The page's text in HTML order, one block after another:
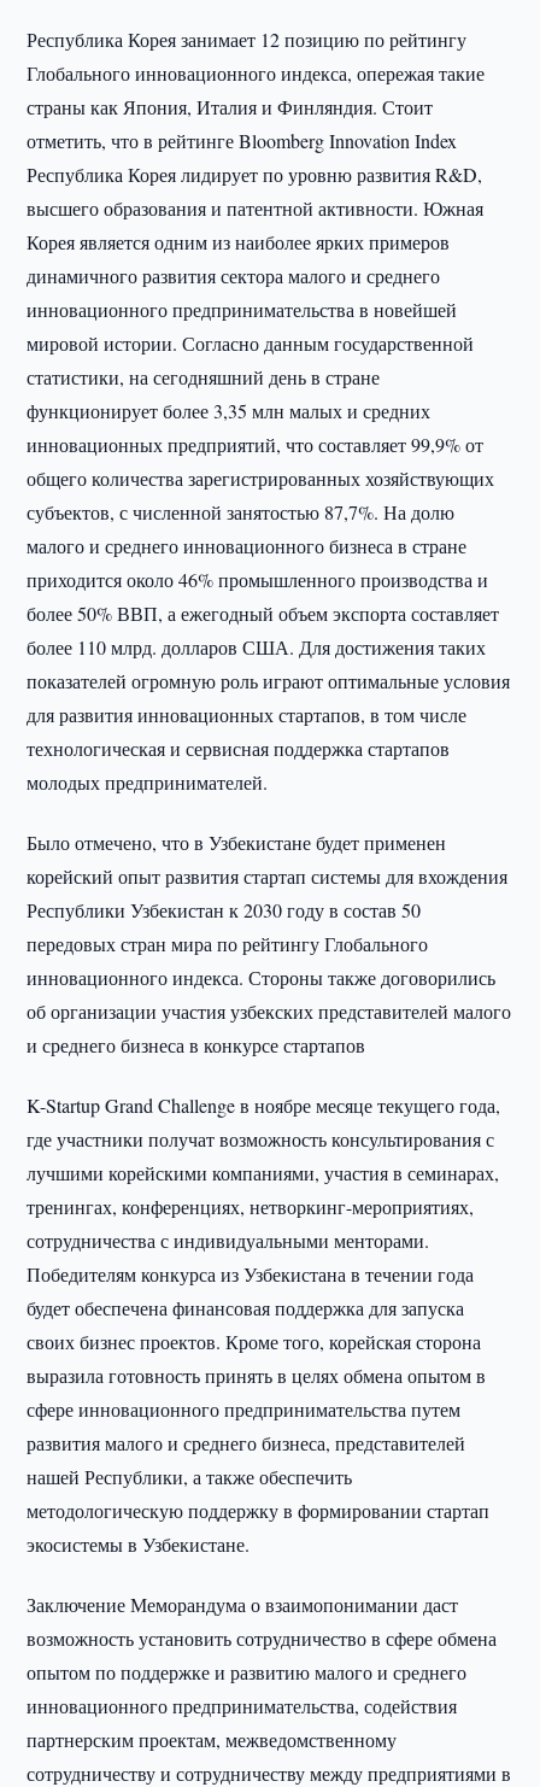
Республика Корея занимает 12 позицию по рейтингу
Глобального инновационного индекса, опережая такие
страны как Япония, Италия и Финляндия. Стоит
отметить, что в рейтинге Bloomberg Innovation Index
Республика Корея лидирует по уровню развития R&D,
высшего образования и патентной активности. Южная
Корея является одним из наиболее ярких примеров
динамичного развития сектора малого и среднего
инновационного предпринимательства в новейшей
мировой истории. Согласно данным государственной
статистики, на сегодняшний день в стране
функционирует более 3,35 млн малых и средних
инновационных предприятий, что составляет 99,9% от
общего количества зарегистрированных хозяйствующих
субъектов, с численной занятостью 87,7%. На долю
малого и среднего инновационного бизнеса в стране
приходится около 46% промышленного производства и
более 50% ВВП, а ежегодный объем экспорта составляет
более 110 млрд. долларов США. Для достижения таких
показателей огромную роль играют оптимальные условия
для развития инновационных стартапов, в том числе
технологическая и сервисная поддержка стартапов
молодых предпринимателей.
Было отмечено, что в Узбекистане будет применен
корейский опыт развития стартап системы для вхождения
Республики Узбекистан к 2030 году в состав 50
передовых стран мира по рейтингу Глобального
инновационного индекса. Стороны также договорились
об организации участия узбекских представителей малого
и среднего бизнеса в конкурсе стартапов
K-Startup Grand Challenge в ноябре месяце текущего года,
где участники получат возможность консультирования с
лучшими корейскими компаниями, участия в семинарах,
тренингах, конференциях, нетворкинг-мероприятиях,
сотрудничества с индивидуальными менторами.
Победителям конкурса из Узбекистана в течении года
будет обеспечена финансовая поддержка для запуска
своих бизнес проектов. Кроме того, корейская сторона
выразила готовность принять в целях обмена опытом в
сфере инновационного предпринимательства путем
развития малого и среднего бизнеса, представителей
нашей Республики, а также обеспечить
методологическую поддержку в формировании стартап
экосистемы в Узбекистане.
Заключение Меморандума о взаимопонимании даст
возможность установить сотрудничество в сфере обмена
опытом по поддержке и развитию малого и среднего
инновационного предпринимательства, содействия
партнерским проектам, межведомственному
сотрудничеству и сотрудничеству между предприятиями в